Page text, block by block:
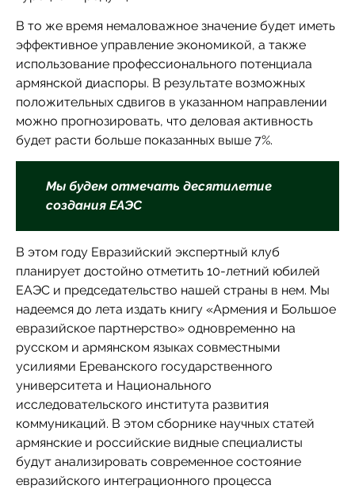
В то же время немаловажное значение будет иметь
эффективное управление экономикой, а также
использование профессионального потенциала
армянской диаспоры. В результате возможных
положительных сдвигов в указанном направлении
можно прогнозировать, что деловая активность
будет расти больше показанных выше 7%.
Мы будем отмечать десятилетие
создания ЕАЭС
В этом году Евразийский экспертный клуб
планирует достойно отметить 10-летний юбилей
ЕАЭС и председательство нашей страны в нем. Мы
надеемся до лета издать книгу «Армения и Большое
евразийское партнерство» одновременно на
русском и армянском языках совместными
усилиями Ереванского государственного
университета и Национального
исследовательского института развития
коммуникаций. В этом сборнике научных статей
армянские и российские видные специалисты
будут анализировать современное состояние
евразийского интеграционного процесса